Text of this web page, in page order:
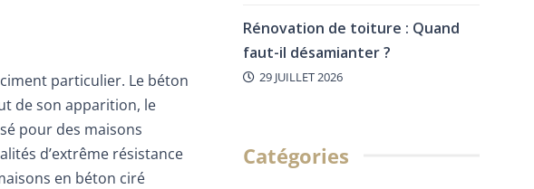
particulier. Le béton
de son apparition, le
pour des maisons
d’extrême résistance
en béton ciré
Rénovation de toiture : Quand
faut-il désamianter ?
29 JUILLET 2026
Catégories